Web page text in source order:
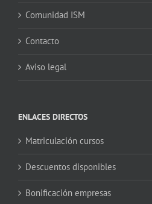
Comunidad ISM
Contacto
Aviso legal
ENLACES DIRECTOS
Matriculación cursos
Descuentos disponibles
Bonificación empresas